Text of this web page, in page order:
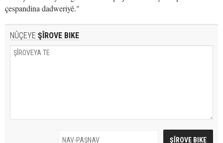
çespandina dadweriyê."
NÛÇEYE ŞÎROVE BIKE